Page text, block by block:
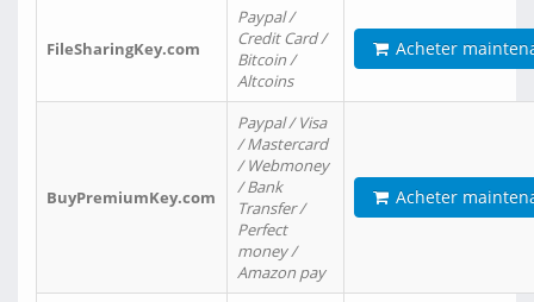
FileSharingKey.com
Paypal /
Credit Card /
Bitcoin /
Altcoins
Acheter
BuyPremiumKey.com
Paypal / Visa
/ Mastercard
/ Webmoney
/ Bank
Transfer /
Perfect
money /
Amazon pay
Acheter